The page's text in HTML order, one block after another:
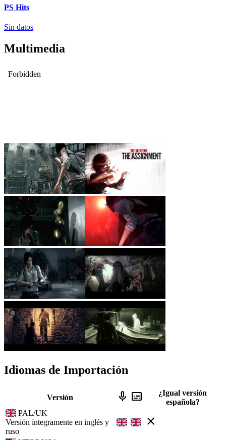
PS Hits
Sin datos
Multimedia
Idiomas de Importación
Versión mic subtitles
¿Igual versión
española?
PAL/UK
Versión íntegramente en inglés y
ruso
close